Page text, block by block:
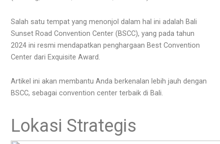
Salah satu tempat yang menonjol dalam hal ini adalah Bali
Sunset Road Convention Center (BSCC), yang pada tahun
2024 ini resmi mendapatkan penghargaan Best Convention
Center dari Exquisite Award.
Artikel ini akan membantu Anda berkenalan lebih jauh dengan
BSCC, sebagai convention center terbaik di Bali.
Lokasi Strategis